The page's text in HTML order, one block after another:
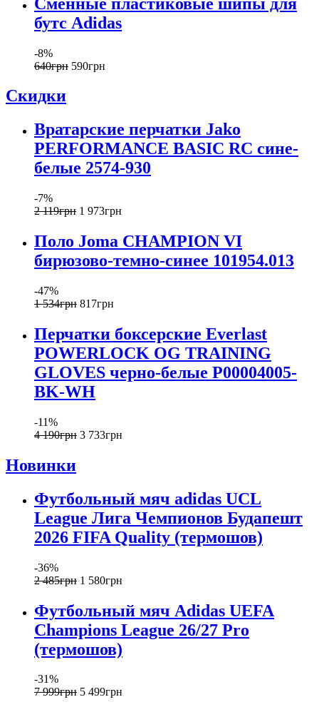
бутс Adidas
-8%
640грн 590грн
Скидки
Вратарские перчатки Jako
PERFORMANCE BASIC RC сине-
белые 2574-930
-7%
2 119грн 1 973грн
Поло Joma CHAMPION VI
бирюзово-темно-синее 101954.013
-47%
1 534грн 817грн
Перчатки боксерские Everlast
POWERLOCK OG TRAINING
GLOVES черно-белые P00004005-
BK-WH
-11%
4 190грн 3 733грн
Новинки
Футбольный мяч adidas UCL
League Лига Чемпионов Будапешт
2026 FIFA Quality (термошов)
-36%
2 485грн 1 580грн
Футбольный мяч Adidas UEFA
Champions League 26/27 Pro
(термошов)
-31%
7 999грн 5 499грн